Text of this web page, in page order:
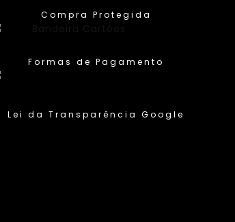
Compra Protegida
Formas de Pagamento
Lei da Transparência Google